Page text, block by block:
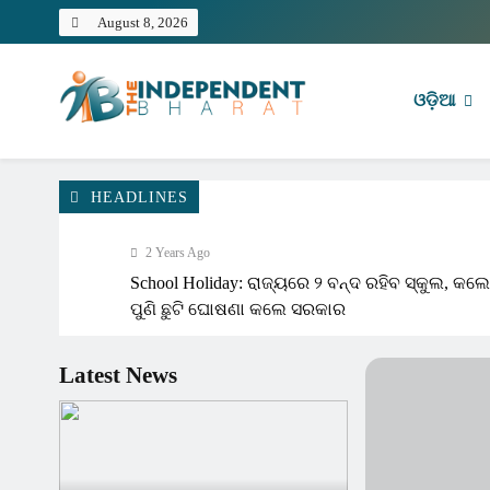
August 8, 2026
Independent Bharat
ଓଡ଼ିଆ
HEADLINES
2 Years Ago
School Holiday: ରାଜ୍ୟରେ ୨ ବନ୍ଦ ରହିବ ସ୍କୁଲ,
ପୁଣି ଛୁଟି ଘୋଷଣା କଲେ ସରକାର
Latest News